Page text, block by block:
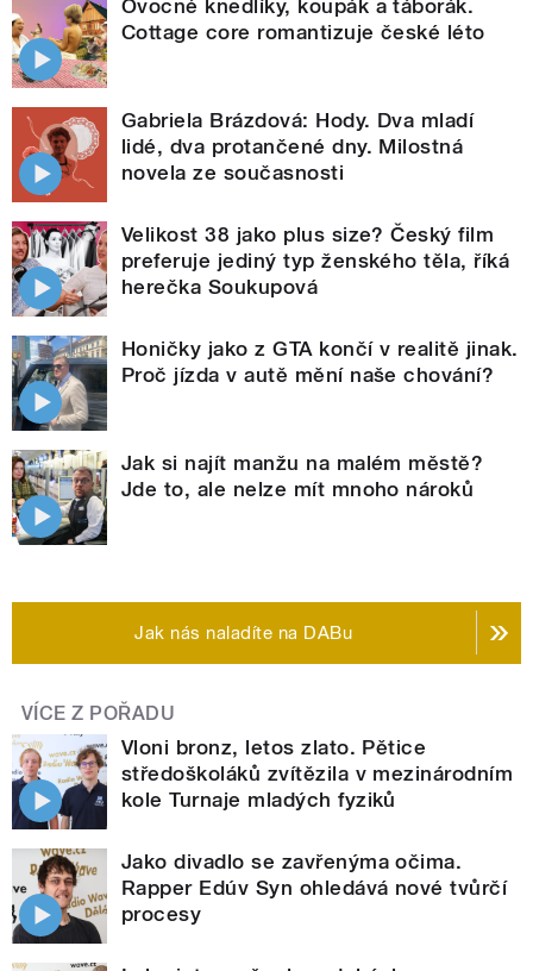
Ovocné knedlíky, koupák a táborák.
Cottage core romantizuje české léto
Gabriela Brázdová: Hody. Dva mladí
lidé, dva protančené dny. Milostná
novela ze současnosti
Velikost 38 jako plus size? Český film
preferuje jediný typ ženského těla, říká
herečka Soukupová
Honičky jako z GTA končí v realitě jinak.
Proč jízda v autě mění naše chování?
Jak si najít manžu na malém městě?
Jde to, ale nelze mít mnoho nároků
Jak nás naladíte na DABu
VÍCE Z POŘADU
Vloni bronz, letos zlato. Pětice
středoškoláků zvítězila v mezinárodním
kole Turnaje mladých fyziků
Jako divadlo se zavřenýma očima.
Rapper Edúv Syn ohledává nové tvůrčí
procesy